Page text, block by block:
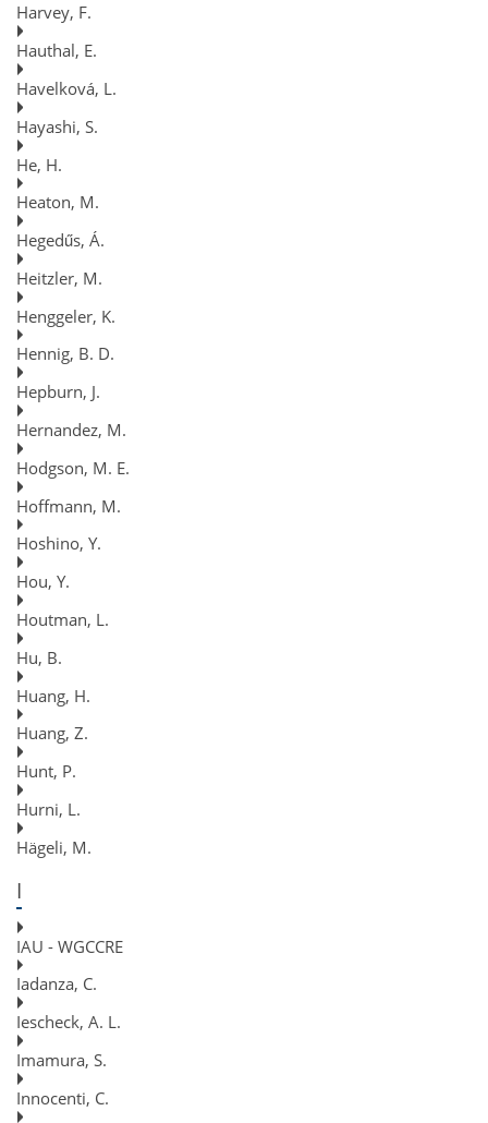
Harvey, F.
Hauthal, E.
Havelková, L.
Hayashi, S.
He, H.
Heaton, M.
Hegedűs, Á.
Heitzler, M.
Henggeler, K.
Hennig, B. D.
Hepburn, J.
Hernandez, M.
Hodgson, M. E.
Hoffmann, M.
Hoshino, Y.
Hou, Y.
Houtman, L.
Hu, B.
Huang, H.
Huang, Z.
Hunt, P.
Hurni, L.
Hägeli, M.
I
IAU - WGCCRE
Iadanza, C.
Iescheck, A. L.
Imamura, S.
Innocenti, C.